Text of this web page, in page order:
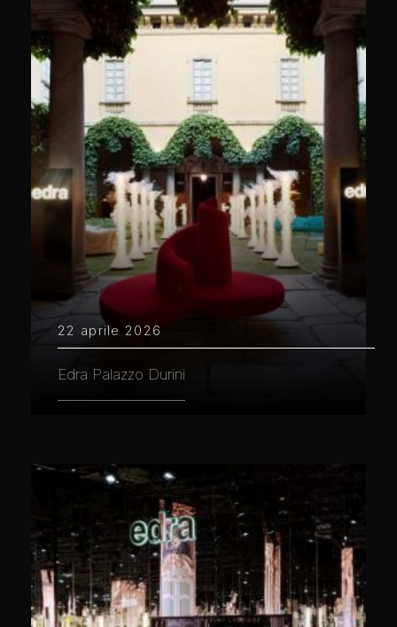
22 aprile 2026
Edra Palazzo Durini